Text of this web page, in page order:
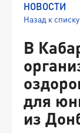
НОВОСТИ
Назад к списку
В
для
из